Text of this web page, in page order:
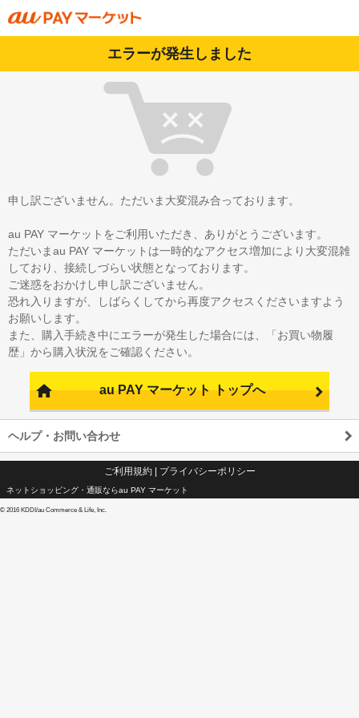
エラーが発生しました
申し訳ございません。ただいま大変混み合っております。
au PAY マーケットをご利用いただき、ありがとうございます。
ただいまau PAY マーケットは一時的なアクセス増加により大変混雑
しており、接続しづらい状態となっております。
ご迷惑をおかけし申し訳ございません。
恐れ入りますが、しばらくしてから再度アクセスくださいますよう
お願いします。
また、購入手続き中にエラーが発生した場合には、「お買い物履
歴」から購入状況をご確認ください。
au PAY マーケット トップへ
ヘルプ・お問い合わせ
ご利用規約| プライバシーポリシー
ネットショッピング・通販ならau PAY マーケット
© 2016 KDDI/au Commerce & Life, Inc.